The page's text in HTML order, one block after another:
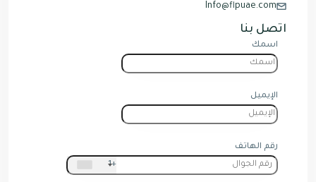
Info@flpuae.com
اتصل بنا
اسمك
الإيميل
رقم الهاتف
+1